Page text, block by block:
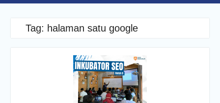
Tag: halaman satu google